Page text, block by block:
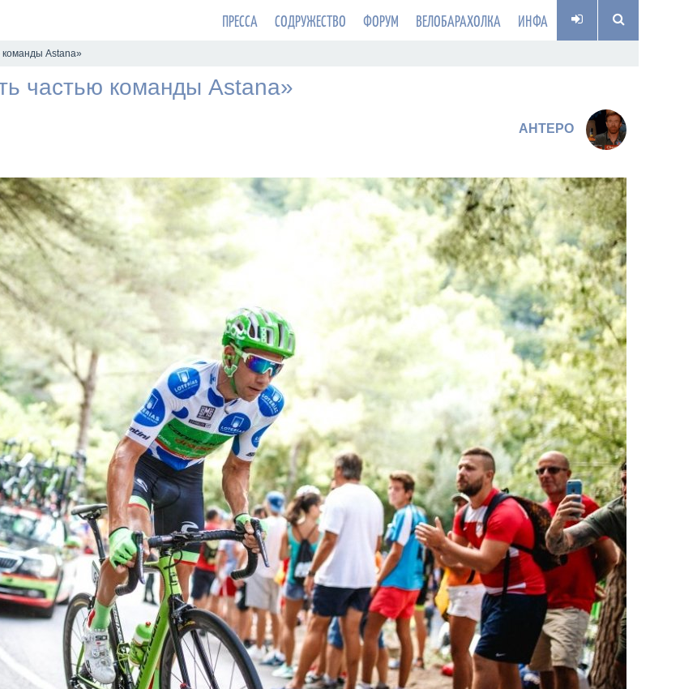
ПРЕССА СОДРУЖЕСТВО ФОРУМ ВЕЛОБАРАХОЛКА ИНФА
Astana»
частью команды Astana»
AHTEPO